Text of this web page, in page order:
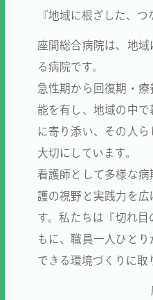
『地域に根ざした、つ
座間総合病院は、地
る病院です。
急性期から回復期・
能を有し、地域の中
に寄り添い、その人
大切にしています。
看護師として多様な
護の視野と実践力を広
す。私たちは『切れ
もに、職員一人ひと
できる環境づくりに取